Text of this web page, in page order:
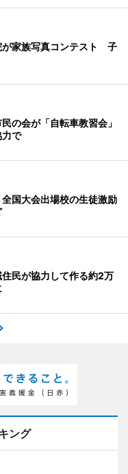
が家族写真コンテスト 子
の会が「自転車教習会」
で
国大会出場校の生徒激励
民が協力して作る約2万
ング